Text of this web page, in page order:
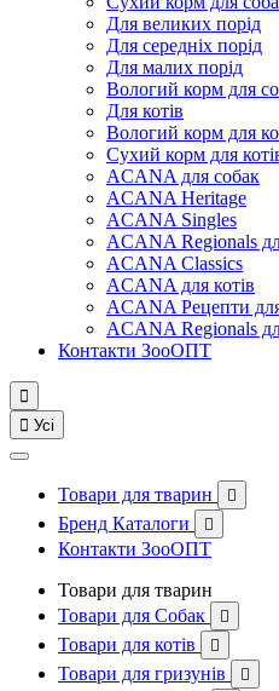
Для великих порід
Для середніх порід
Для малих порід
Вологий корм для
Для котів
Вологий корм для
Сухий корм для
ACANA для собак
ACANA Heritage
ACANA Singles
ACANA Regionals
ACANA Classics
ACANA для котів
ACANA Рецепти для
ACANA Regionals
Контакти ЗооОПТ

 Усі
Товари для тварин 
Бренд Каталоги 
Контакти ЗооОПТ
Товари для тварин
Товари для Собак

Товари для котів 
Товари для гризунів 